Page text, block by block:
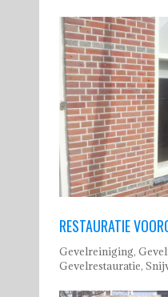
RESTAURATIE
Gevelreiniging,
Gevelrestauratie,